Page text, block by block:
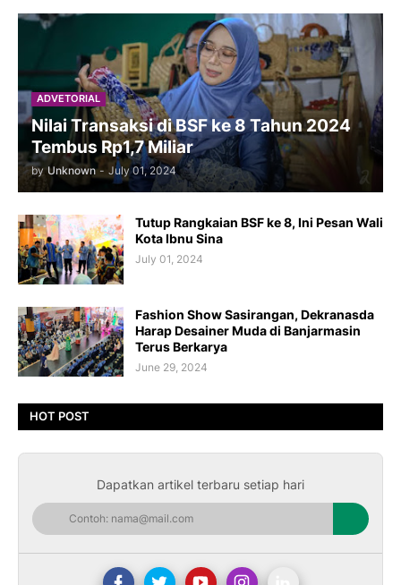
ADVETORIAL
Nilai Transaksi di BSF ke 8 Tahun 2024
Tembus Rp1,7 Miliar
by Unknown - July 01, 2024
Tutup Rangkaian BSF ke 8, Ini Pesan Wali
Kota Ibnu Sina
July 01, 2024
Fashion Show Sasirangan, Dekranasda
Harap Desainer Muda di Banjarmasin
Terus Berkarya
June 29, 2024
HOT POST
Dapatkan artikel terbaru setiap hari